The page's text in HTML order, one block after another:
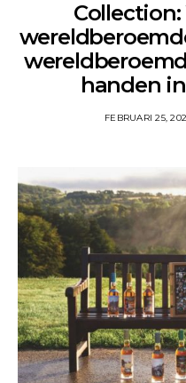
handen
FEBRUARI 25,